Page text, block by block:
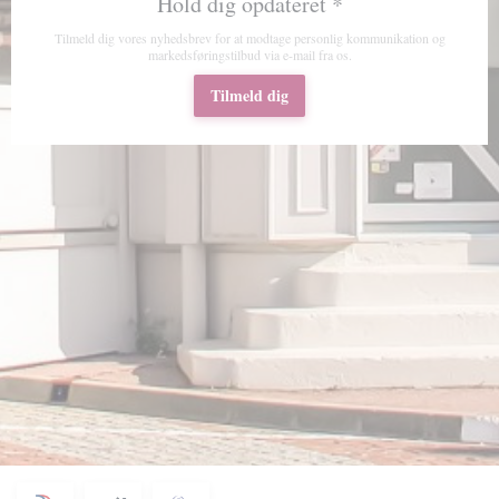
Tilmeld dig vores nyhedsbrev for at modtage personlig kommunikation og
markedsføringstilbud via e-mail fra os.
Tilmeld dig